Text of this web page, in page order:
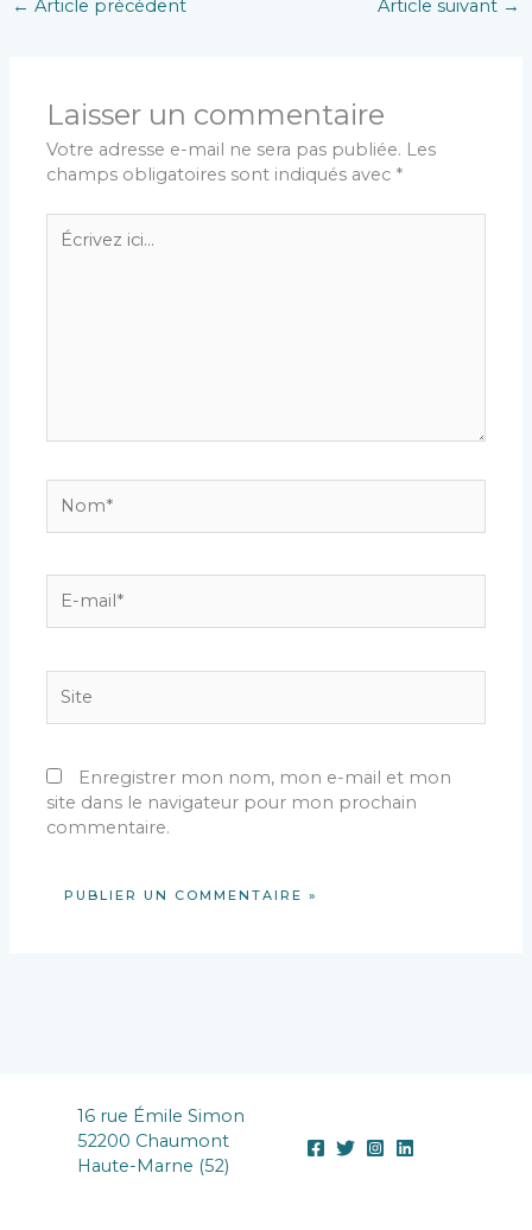
← Article précédent Article suivant →
Laisser un commentaire
Votre adresse e-mail ne sera pas publiée. Les
champs obligatoires sont indiqués avec *
Écrivez
ici…
mail*
Enregistrer mon nom, mon e-mail et mon
site dans le navigateur pour mon prochain
commentaire.
16 rue Émile Simon
52200 Chaumont
Haute-Marne (52)